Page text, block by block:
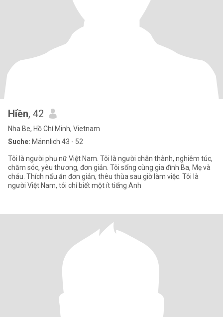
Hiền, 42
Nha Be, Hồ Chí Minh, Vietnam
Suche: Männlich 43 - 52
Tôi là người phụ nữ Việt Nam. Tôi là người chân thành, nghiêm túc,
chăm sóc, yêu thương, đơn giản. Tôi sống cùng gia đình Ba, Mẹ và
cháu. Thích nấu ăn đơn giản, thêu thùa sau giờ làm việc. Tôi là
người Việt Nam, tôi chỉ biết một ít tiếng Anh